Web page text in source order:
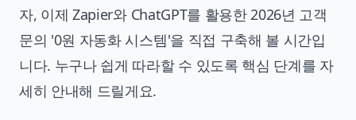
자, 이제 Zapier와 ChatGPT를 활용한 2026년 고객
문의 '0원 자동화 시스템'을 직접 구축해 볼 시간입
니다. 누구나 쉽게 따라할 수 있도록 핵심 단계를 자
세히 안내해 드릴게요.